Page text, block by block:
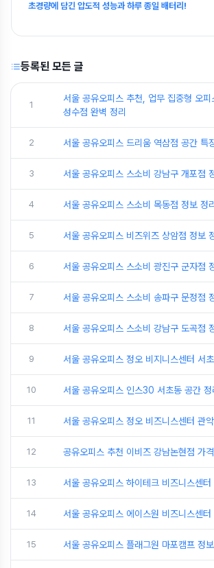
초경량에 담긴 압도적 성능과 하루 종일 배터리!
등록된 모든 글
1
서울 공유오피스 추천, 업무 집중형 오
성수점 완벽 정리
2 서울 공유오피스 드리움 역삼점 공간 특
3 서울 공유오피스 스소비 강남구 개포점
4 서울 공유오피스 스소비 목동점 정보 정리
5 서울 공유오피스 비즈위즈 상암점 정보
6 서울 공유오피스 스소비 광진구 군자점
7 서울 공유오피스 스소비 송파구 문정점
8 서울 공유오피스 스소비 강남구 도곡점
9 서울 공유오피스 정오 비지니스센터 서
10 서울 공유오피스 인스30 서초동 공간 정
11 서울 공유오피스 정오 비즈니스센터 관
12 공유오피스 추천 이비즈 강남논현점 가
13 서울 공유오피스 하이테크 비즈니스센터
14 서울 공유오피스 에이스원 비즈니스센터
15 서울 공유오피스 플래그원 마포캠프 정